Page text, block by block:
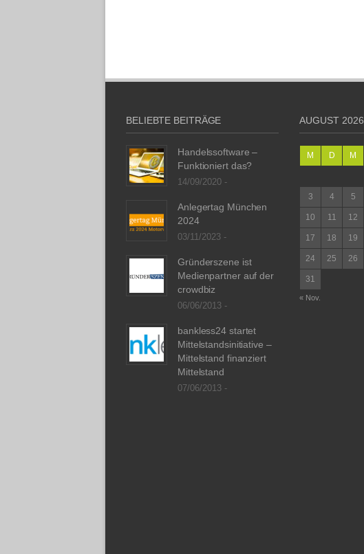
BELIEBTE BEITRÄGE
Handelssoftware –
Funktioniert das?
14/09/2020 -
Anlegertag München
2024
03/11/2023 -
Gründerszene ist
Medienpartner auf der
crowdbiz
06/06/2013 -
bankless24 startet
Mittelstandsinitiative –
Mittelstand finanziert
Mittelstand
07/06/2013 -
AUGUST 2026
M D M
3 4 5
10 11 12
17 18 19
24 25 26
31
« Nov.